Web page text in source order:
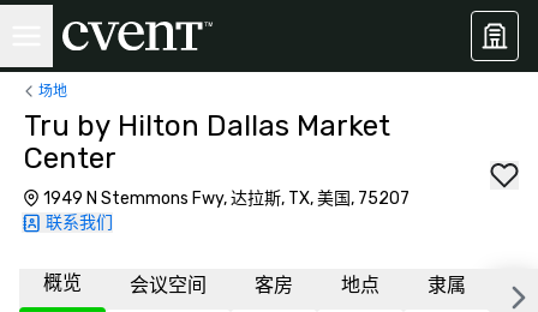
场地
Tru by Hilton Dallas Market
Center
1949 N Stemmons Fwy, 达拉斯, TX, 美国, 75207
联系我们
概览 会议空间 客房 地点 隶属 常